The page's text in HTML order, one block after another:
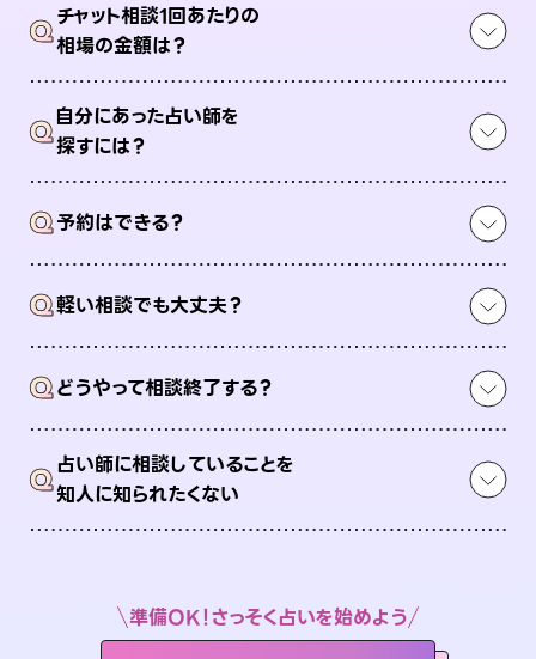
Qチャット相談1回あたりの
相場の金額は？
Q自分にあった占い師を
探すには？
Q予約はできる？
Q軽い相談でも大丈夫？
Qどうやって相談終了する？
Q占い師に相談していることを
知人に知られたくない
準備OK！さっそく占いを始めよう